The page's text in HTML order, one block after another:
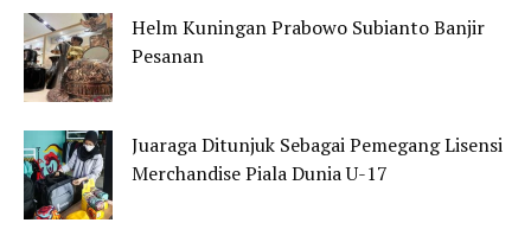
Helm Kuningan Prabowo Subianto Banjir
Pesanan
Juaraga Ditunjuk Sebagai Pemegang Lisensi
Merchandise Piala Dunia U-17